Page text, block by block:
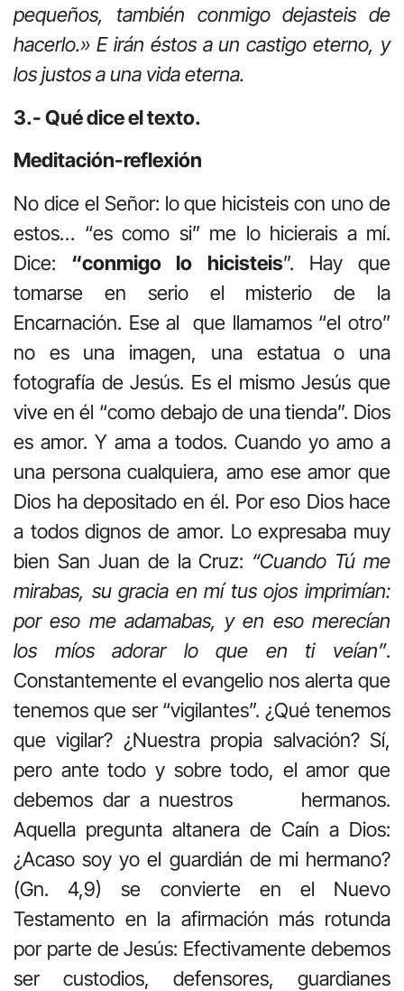
pequeños, también conmigo dejasteis de
hacerlo.» E irán éstos a un castigo eterno, y
los justos a una vida eterna.
3.- Qué dice el texto.
Meditación-reflexión
No dice el Señor: lo que hicisteis con uno de
estos… “es como si” me lo hicierais a mí.
Dice: “conmigo lo hicisteis”. Hay que
tomarse en serio el misterio de la
Encarnación. Ese al que llamamos “el otro”
no es una imagen, una estatua o una
fotografía de Jesús. Es el mismo Jesús que
vive en él “como debajo de una tienda”. Dios
es amor. Y ama a todos. Cuando yo amo a
una persona cualquiera, amo ese amor que
Dios ha depositado en él. Por eso Dios hace
a todos dignos de amor. Lo expresaba muy
bien San Juan de la Cruz: “Cuando Tú me
mirabas, su gracia en mí tus ojos imprimían:
por eso me adamabas, y en eso merecían
los míos adorar lo que en ti veían”.
Constantemente el evangelio nos alerta que
tenemos que ser “vigilantes”. ¿Qué tenemos
que vigilar? ¿Nuestra propia salvación? Sí,
pero ante todo y sobre todo, el amor que
debemos dar a nuestros hermanos.
Aquella pregunta altanera de Caín a Dios:
¿Acaso soy yo el guardián de mi hermano?
(Gn. 4,9) se convierte en el Nuevo
Testamento en la afirmación más rotunda
por parte de Jesús: Efectivamente debemos
ser custodios, defensores, guardianes